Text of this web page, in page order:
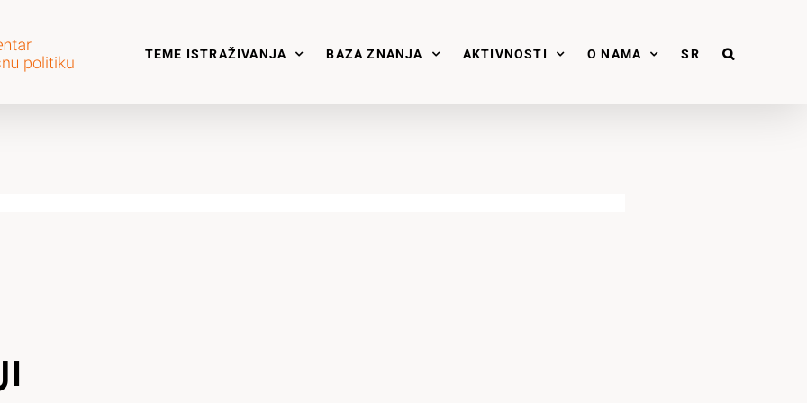
TEME ISTRAŽIVANJA BAZA ZNANJA AKTIVNOSTI O NAMA SR